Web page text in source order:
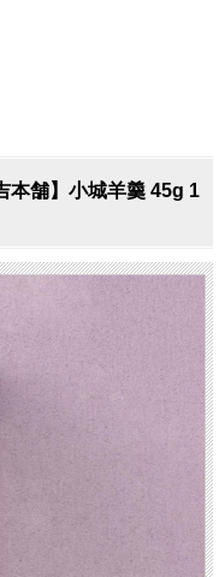
本舗】小城羊羹 45g 1